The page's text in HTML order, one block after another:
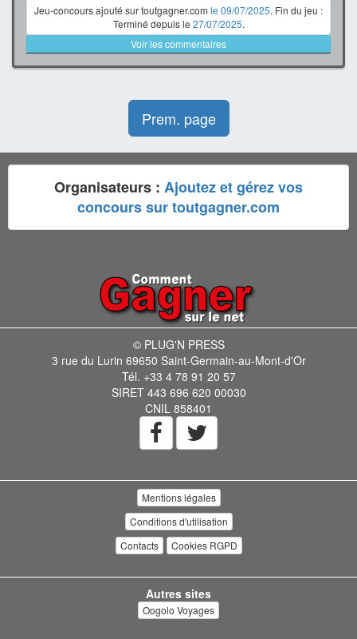
Jeu-concours ajouté sur toutgagner.com le 09/07/2025. Fin du jeu :
Terminé depuis le 27/07/2025.
Voir les commentaires
Prem. page
Organisateurs : Ajoutez et gérez vos
concours sur toutgagner.com
© PLUG'N PRESS
3 rue du Lurin 69650 Saint-Germain-au-Mont-d'Or
Tél. +33 4 78 91 20 57
SIRET 443 696 620 00030
CNIL 858401
Mentions légales
Conditions d'utilisation
Contacts
Cookies RGPD
Autres sites
Oogolo Voyages